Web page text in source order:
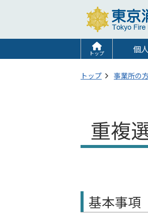
トップ 個
トップ 事業所の
重複
基本事項